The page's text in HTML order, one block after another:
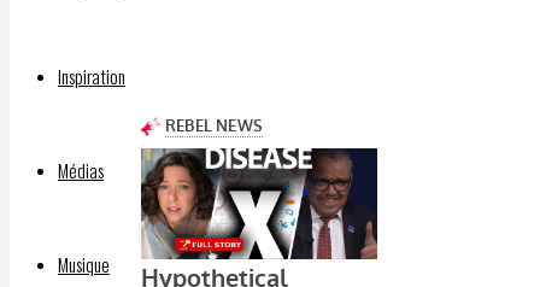
Inspiration
Médias
Musique